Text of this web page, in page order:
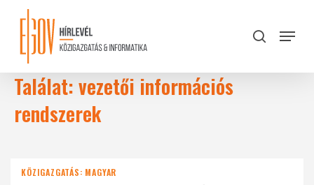
content
search
Menu
Találat: vezetői információs
rendszerek
KÖZIGAZGATÁS: MAGYAR
Close